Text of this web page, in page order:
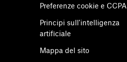
Preferenze cookie e CCPA
Principi sull'intelligenza
artificiale
Mappa del sito